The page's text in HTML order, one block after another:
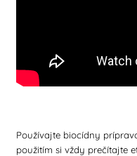
Používajte biocídny
použitím si vždy prečítajte